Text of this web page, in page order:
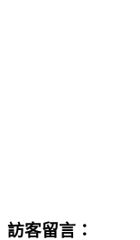
訪客留言：